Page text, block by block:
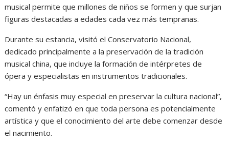
musical permite que millones de niños se formen y que surjan
figuras destacadas a edades cada vez más tempranas.
Durante su estancia, visitó el Conservatorio Nacional,
dedicado principalmente a la preservación de la tradición
musical china, que incluye la formación de intérpretes de
ópera y especialistas en instrumentos tradicionales.
“Hay un énfasis muy especial en preservar la cultura nacional”,
comentó y enfatizó en que toda persona es potencialmente
artística y que el conocimiento del arte debe comenzar desde
el nacimiento.